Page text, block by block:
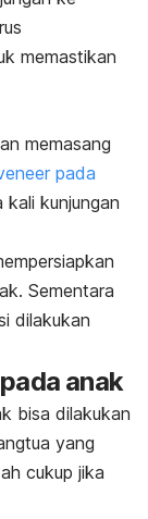
memastikan
memasang
pada
kali kunjungan
Sementara
dilakukan
anak
bisa dilakukan
yang
cukup jika